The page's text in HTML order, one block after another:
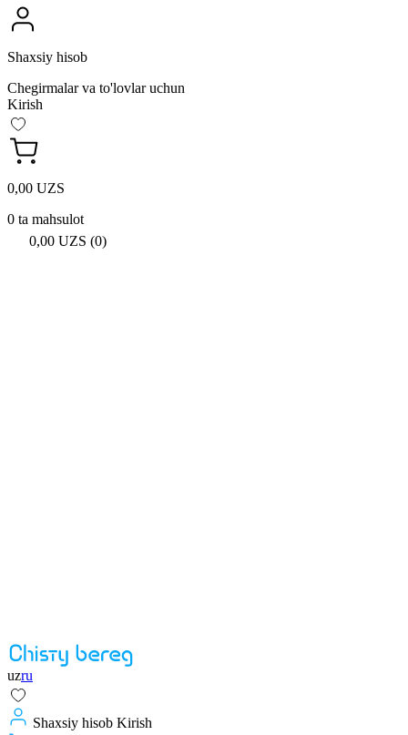
Shaxsiy hisob
Chegirmalar va to'lovlar uchun
Kirish
0,00 UZS
0 ta mahsulot
0,00 UZS (0)
uzru
Shaxsiy hisob Kirish